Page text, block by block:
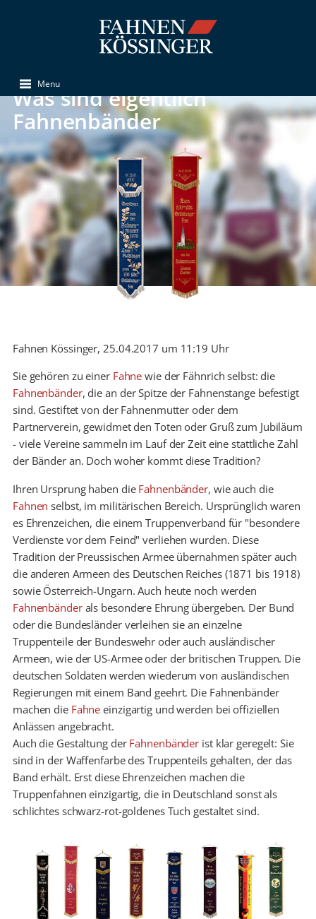
Menu
Was sind eigentlich
Fahnenbänder
Fahnen Kössinger, 25.04.2017 um 11:19 Uhr
Sie gehören zu einer Fahne wie der Fähnrich selbst: die
Fahnenbänder, die an der Spitze der Fahnenstange befestigt
sind. Gestiftet von der Fahnenmutter oder dem
Partnerverein, gewidmet den Toten oder Gruß zum Jubiläum
- viele Vereine sammeln im Lauf der Zeit eine stattliche Zahl
der Bänder an. Doch woher kommt diese Tradition?
Ihren Ursprung haben die Fahnenbänder, wie auch die
Fahnen selbst, im militärischen Bereich. Ursprünglich waren
es Ehrenzeichen, die einem Truppenverband für "besondere
Verdienste vor dem Feind" verliehen wurden. Diese
Tradition der Preussischen Armee übernahmen später auch
die anderen Armeen des Deutschen Reiches (1871 bis 1918)
sowie Österreich-Ungarn. Auch heute noch werden
Fahnenbänderals besondere Ehrung übergeben. Der Bund
oder die Bundesländer verleihen sie an einzelne
Truppenteile der Bundeswehr oder auch ausländischer
Armeen, wie der US-Armee oder der britischen Truppen. Die
deutschen Soldaten werden wiederum von ausländischen
Regierungen mit einem Band geehrt. Die Fahnenbänder
machen die Fahne einzigartig und werden bei offiziellen
Anlässen angebracht.
Auch die Gestaltung der Fahnenbänder ist klar geregelt: Sie
sind in der Waffenfarbe des Truppenteils gehalten, der das
Band erhält. Erst diese Ehrenzeichen machen die
Truppenfahnen einzigartig, die in Deutschland sonst als
schlichtes schwarz-rot-goldenes Tuch gestaltet sind.